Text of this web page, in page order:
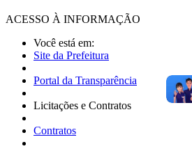
ACESSO À INFORMAÇÃO
Você está em:
Site da Prefeitura
Portal da Transparência
Licitações e Contratos
Contratos